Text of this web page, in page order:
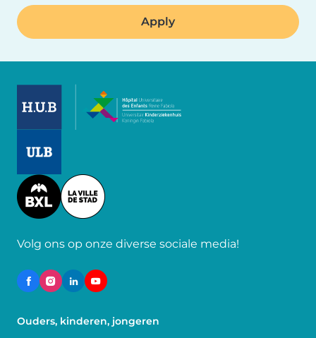
Image
Volg ons op onze diverse sociale media!
Ouders, kinderen, jongeren